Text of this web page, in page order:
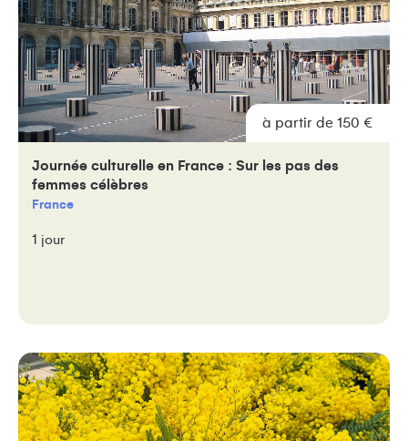
à partir de 150 €
Journée culturelle en France : Sur les pas des
femmes célèbres
France
1 jour